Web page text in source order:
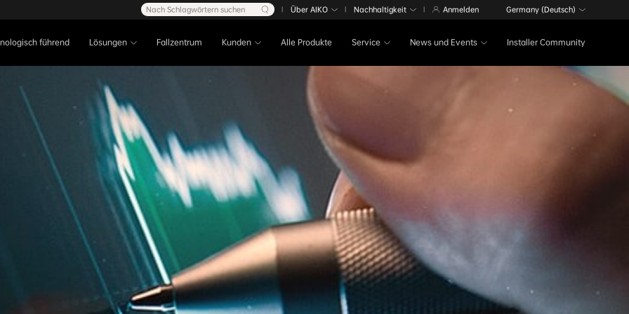
führend Lösungen Fallzentrum Kunden Alle Produkte Service News und Events Installer Community
Nach Schlagwörtern suchen | Über AIKO | Nachhaltigkeit | Anmelden Germany (Deutsch)